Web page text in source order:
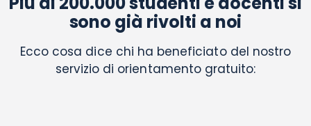
sono già rivolti a noi
Ecco cosa dice chi ha beneficiato del nostro
servizio di orientamento gratuito: